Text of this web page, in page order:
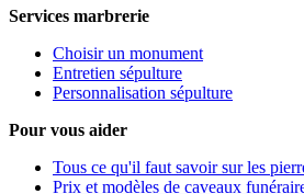
Services marbrerie
Choisir un monument
Entretien sépulture
Personnalisation sépulture
Pour vous aider
Tous ce qu'il faut savoir sur les
Prix et modèles de caveaux